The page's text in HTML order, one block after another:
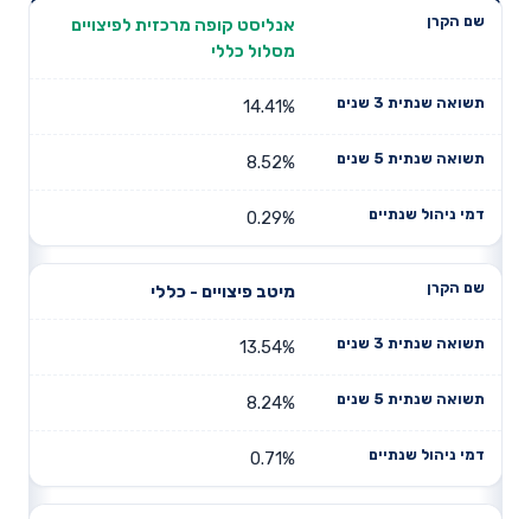
שנתית 3
תשואה
דמי ניהול
אנליסט קופה מרכזית לפיצויים
מסלול כללי
14.41%
8.52%
0.29%
מיטב פיצויים - כללי
13.54%
8.24%
0.71%